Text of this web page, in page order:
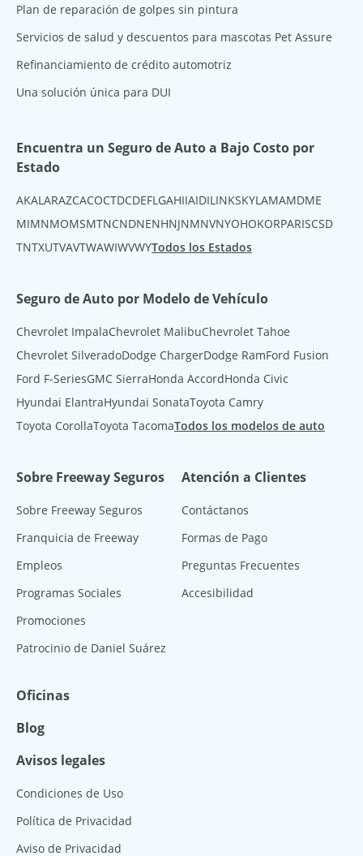
Plan de reparación de golpes sin pintura
Servicios de salud y descuentos para mascotas Pet Assure
Refinanciamiento de crédito automotriz
Una solución única para DUI
Encuentra un Seguro de Auto a Bajo Costo por
Estado
AKAL ARAZCACOCTDCDEFL GAHIIAIDIL INKSKYLAMAMDME
MIMNMOMSMTNCNDNENHNJNMNVNYOHOKORPARISCSD
TNTXUTVAVTWAWIWVWYTodos los Estados
Seguro de Auto por Modelo de Vehículo
Chevrolet ImpalaChevrolet MalibuChevrolet Tahoe
Chevrolet SilveradoDodge ChargerDodge RamFord Fusion
Ford F-SeriesGMC SierraHonda AccordHonda Civic
Hyundai ElantraHyundai SonataToyota Camry
Toyota CorollaToyota TacomaTodos los modelos de auto
Sobre Freeway Seguros
Sobre Freeway Seguros
Franquicia de Freeway
Empleos
Programas Sociales
Promociones
Patrocinio de Daniel Suárez
Atención a Clientes
Contáctanos
Formas de Pago
Preguntas Frecuentes
Accesibilidad
Oficinas
Blog
Avisos legales
Condiciones de Uso
Política de Privacidad
Aviso de Privacidad